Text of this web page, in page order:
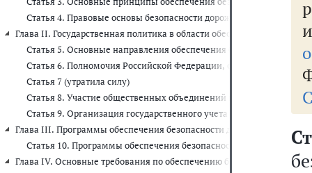
Статья 4. Правовые основы безопасности дорожного движения в
Глава II. Государственная политика в области обеспечения
Статья 5. Основные направления обеспечения безопасности
Статья 6. Полномочия Российской Федерации, субъектов
Статья 7 (утратила силу)
Статья 8. Участие общественных объединений в осуществлении
Статья 9. Организация государственного учета основных
Глава III. Программы обеспечения безопасности дорожного
Статья 10. Программы обеспечения безопасности дорожного
Глава IV. Основные требования по обеспечению безопасности